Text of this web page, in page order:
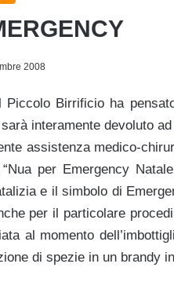
2008
Birrificio ha
interamente devoluto ad
assistenza medico-
per Emergency
e il simbolo di
per il particolare
al momento
di spezie in un brandy